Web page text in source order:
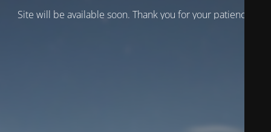
Site will be available soon. Thank you for your patience!